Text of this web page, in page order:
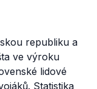
republiku a
ve výroku
lidové
Statistika